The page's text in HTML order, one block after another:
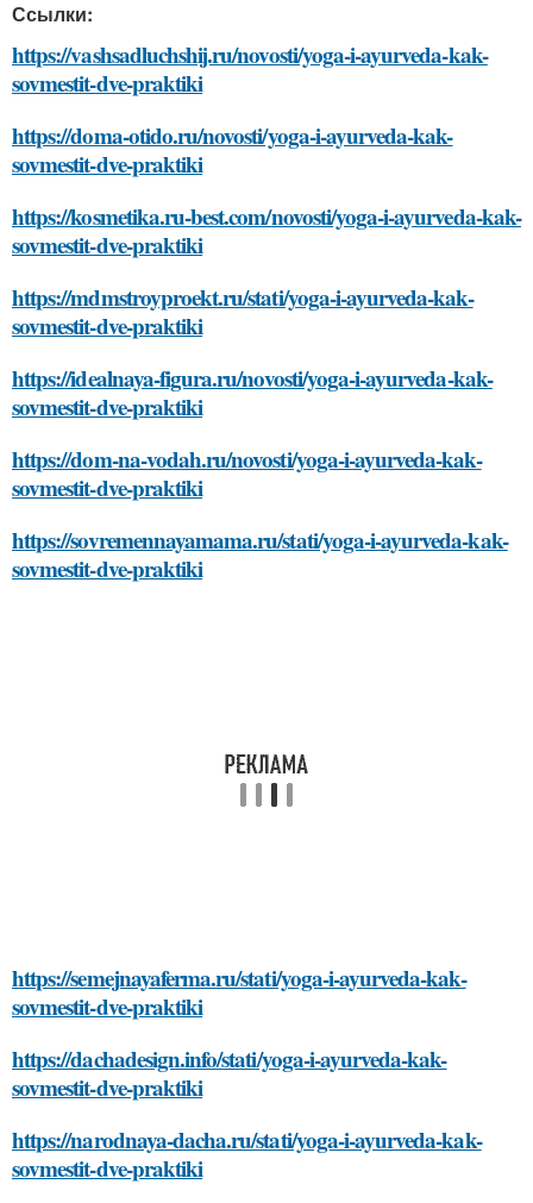
Ссылки:
https://vashsadluchshij.ru/novosti/yoga-i-ayurveda-kak-
sovmestit-dve-praktiki
https://doma-otido.ru/novosti/yoga-i-ayurveda-kak-
sovmestit-dve-praktiki
https://kosmetika.ru-best.com/novosti/yoga-i-ayurveda-kak-
sovmestit-dve-praktiki
https://mdmstroyproekt.ru/stati/yoga-i-ayurveda-kak-
sovmestit-dve-praktiki
https://idealnaya-figura.ru/novosti/yoga-i-ayurveda-kak-
sovmestit-dve-praktiki
https://dom-na-vodah.ru/novosti/yoga-i-ayurveda-kak-
sovmestit-dve-praktiki
https://sovremennayamama.ru/stati/yoga-i-ayurveda-kak-
sovmestit-dve-praktiki
https://semejnayaferma.ru/stati/yoga-i-ayurveda-kak-
sovmestit-dve-praktiki
https://dachadesign.info/stati/yoga-i-ayurveda-kak-
sovmestit-dve-praktiki
https://narodnaya-dacha.ru/stati/yoga-i-ayurveda-kak-
sovmestit-dve-praktiki